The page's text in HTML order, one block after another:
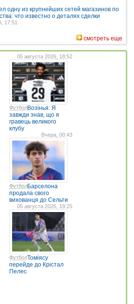
одну из крупнейших сетей магазинов по
что известно о деталях сделки
17:51
смотреть еще
05 августа 2026, 18:52
ФутболВозінья: Я
завжди знав, що я
гравець великого
клубу
Вчера, 00:43
ФутболБарселона
продала свого
вихованця до Сельти
05 августа 2026, 19:25
ФутболТоміясу
перейде до Крістал
Пелес